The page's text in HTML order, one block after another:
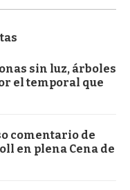
sin luz, árboles
el temporal que
comentario de
en plena Cena de